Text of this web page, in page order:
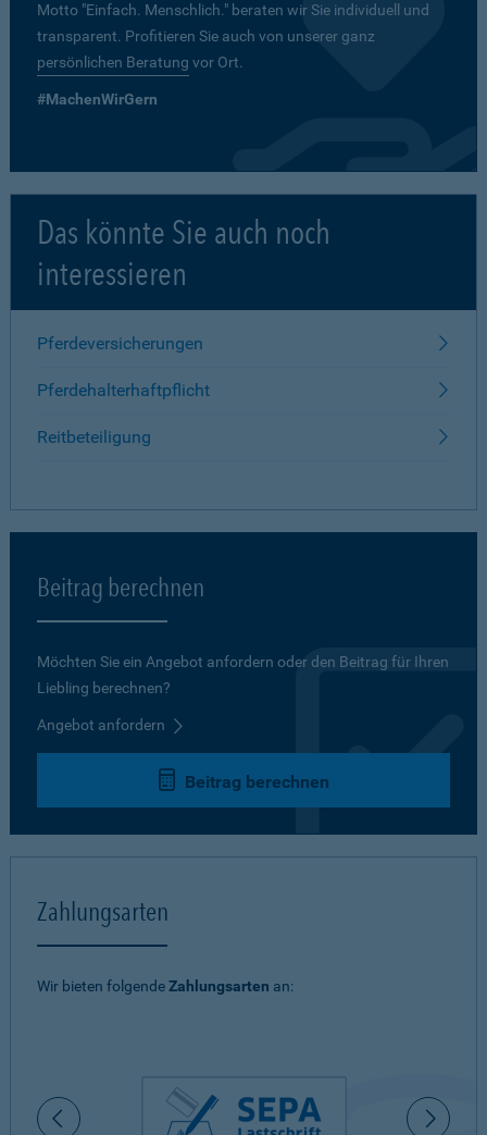
Motto "Einfach. Menschlich." beraten wir Sie individuell und
transparent. Profitieren Sie auch von unserer ganz
persönlichen Beratung vor Ort.
#MachenWirGern
Das könnte Sie auch noch
interessieren
Pferdeversicherungen
Pferdehalterhaftpflicht
Reitbeteiligung
Beitrag berechnen
Möchten Sie ein Angebot anfordern oder den Beitrag für Ihren
Liebling berechnen?
Angebot anfordern
Beitrag berechnen
Zahlungsarten
Wir bieten folgendeZahlungsarten an: